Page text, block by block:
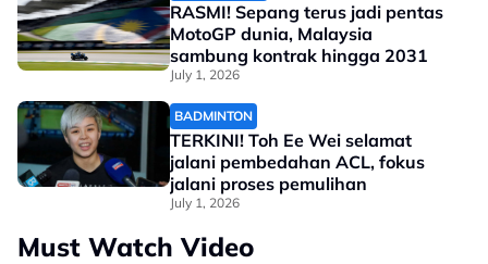
RASMI! Sepang terus jadi pentas
MotoGP dunia, Malaysia
sambung kontrak hingga 2031
July 1, 2026
BADMINTON
TERKINI! Toh Ee Wei selamat
jalani pembedahan ACL, fokus
jalani proses pemulihan
July 1, 2026
Must Watch Video